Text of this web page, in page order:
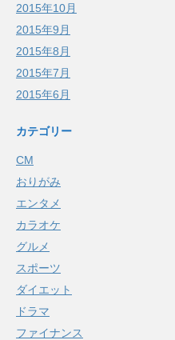
2015年10月
2015年9月
2015年8月
2015年7月
2015年6月
カテゴリー
CM
おりがみ
エンタメ
カラオケ
グルメ
スポーツ
ダイエット
ドラマ
ファイナンス